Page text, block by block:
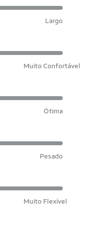
Largo
Muito Confortável
Ótima
Pesado
Muito Flexível